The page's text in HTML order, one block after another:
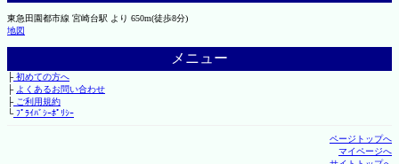
東急田園都市線 宮崎台駅 より 650m(徒歩8分)
地図
メニュー
├初めての方へ
├ よくあるお問い合わせ
├ご利用規約
└ﾌﾟﾗｲﾊﾞｼｰﾎﾟﾘｼｰ
ページトップへ
マイページへ